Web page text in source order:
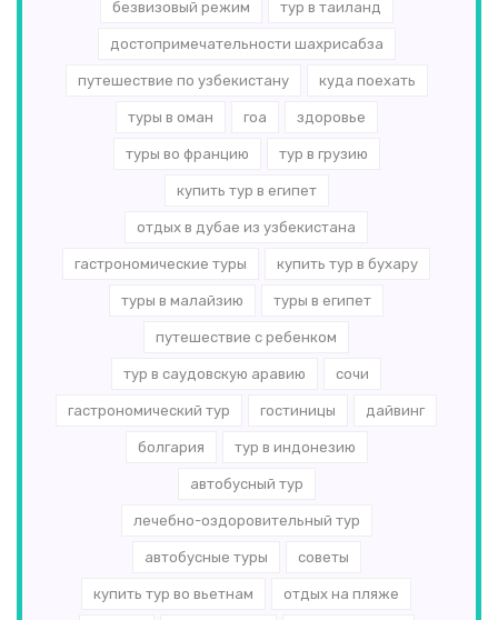
безвизовый режим тур в таиланд
достопримечательности шахрисабза
путешествие по узбекистану куда поехать
туры в оман гоа здоровье
туры во францию тур в грузию
купить тур в египет
отдых в дубае из узбекистана
гастрономические туры купить тур в бухару
туры в малайзию туры в египет
путешествие с ребенком
тур в саудовскую аравию сочи
гастрономический тур гостиницы дайвинг
болгария тур в индонезию
автобусный тур
лечебно-оздоровительный тур
автобусные туры советы
купить тур во вьетнам отдых на пляже